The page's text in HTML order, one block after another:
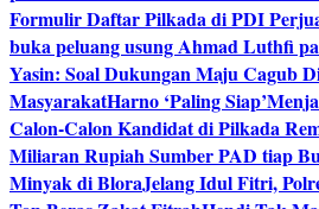
Formulir Daftar Pilkada di PDI
buka peluang usung Ahmad Luthfi
Yasin: Soal Dukungan Maju Cagub
MasyarakatHarno ‘Paling
Calon-Calon Kandidat di Pilkada
Miliaran Rupiah Sumber PAD tiap
Minyak di BloraJelang Idul Fitri,